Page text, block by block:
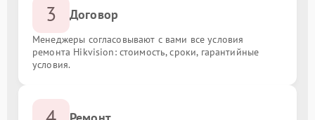
3 Договор
Менеджеры согласовывают с вами все условия
ремонта Hikvision: стоимость, сроки, гарантийные
условия.